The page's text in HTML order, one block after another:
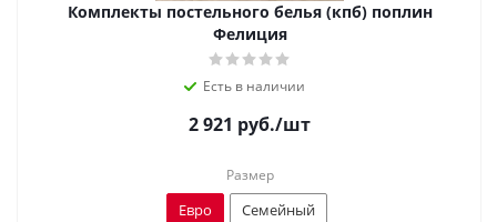
Комплекты постельного белья (кпб) поплин
Фелиция
Есть в наличии
2 921 руб./шт
Размер
Евро Семейный